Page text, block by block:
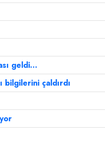
geldi...
çaldırdı